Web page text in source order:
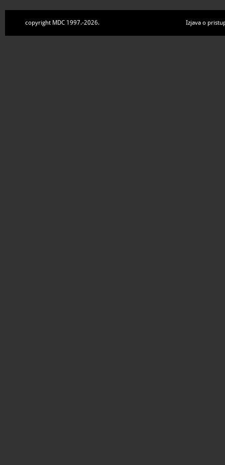
copyright MDC 1997.-2026. Izjava o